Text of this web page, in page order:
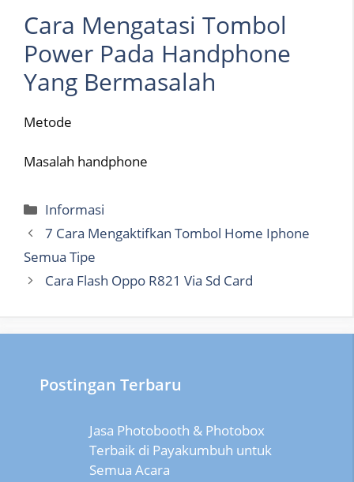
Cara Mengatasi Tombol
Power Pada Handphone
Yang Bermasalah
Metode
Masalah handphone
Categories
Informasi
7 Cara Mengaktifkan Tombol Home Iphone
Semua Tipe
Cara Flash Oppo R821 Via Sd Card
Postingan Terbaru
Jasa Photobooth & Photobox
Terbaik di Payakumbuh untuk
Semua Acara